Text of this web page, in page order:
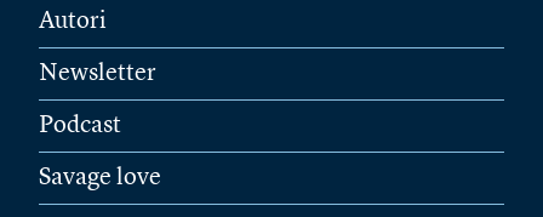
Autori
Newsletter
Podcast
Savage love